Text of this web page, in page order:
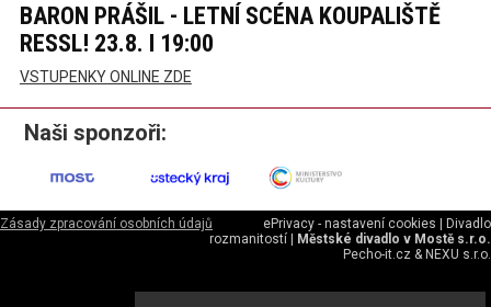
BARON PRÁŠIL - LETNÍ SCÉNA KOUPALIŠTĚ
RESSL! 23.8. I 19:00
VSTUPENKY ONLINE ZDE
Naši sponzoři:
Zásady zpracování osobních údajů ePrivacy - nastavení cookies
Divadlo
rozmanitostí
Městské divadlo v Mostě s.r.o.
Pecho-it.cz & NEXU s.r.o.